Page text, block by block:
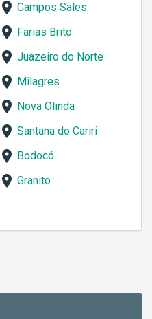
Campos Sales
Farias Brito
Juazeiro do Norte
Milagres
Nova Olinda
Santana do Cariri
Bodocó
Granito